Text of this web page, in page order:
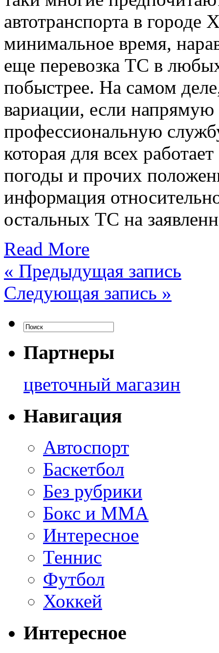
автотранспорта в городе
минимальное время,
еще перевозка ТС в
побыстрее. На самом
вариации, если напрямую
профессиональную
которая для всех
погоды и прочих
информация
остальных ТС на
Read More
« Предыдущая запись
Следующая запись »
Партнеры
цветочный магазин
Навигация
Автоспорт
Баскетбол
Без рубрики
Бокс и ММА
Интересное
Теннис
Футбол
Хоккей
Интересное